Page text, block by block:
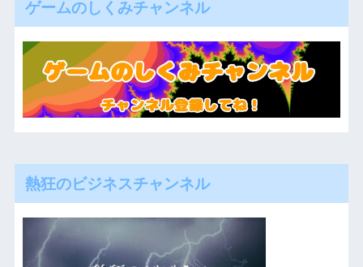
ゲームのしくみチャンネル
熱狂のビジネスチャンネル